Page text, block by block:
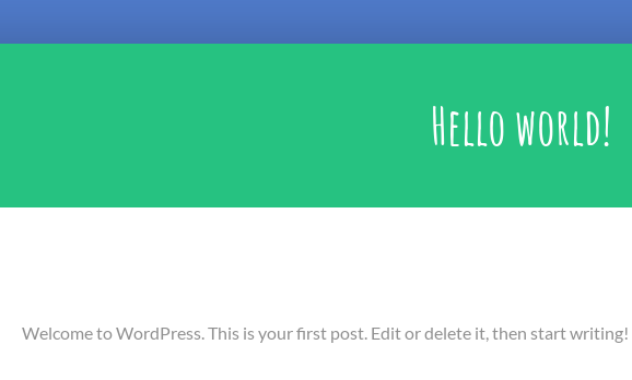
Hello world!
Welcome to WordPress. This is your first post. Edit or delete it, then start writing!